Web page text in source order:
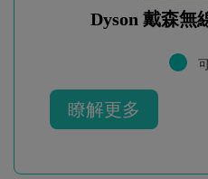
Dyson 戴森無
瞭解更多